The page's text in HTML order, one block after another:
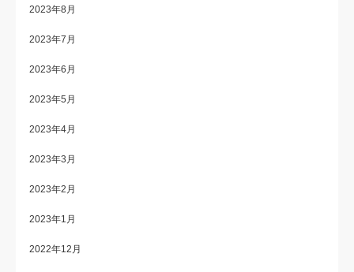
2023年8月
2023年7月
2023年6月
2023年5月
2023年4月
2023年3月
2023年2月
2023年1月
2022年12月